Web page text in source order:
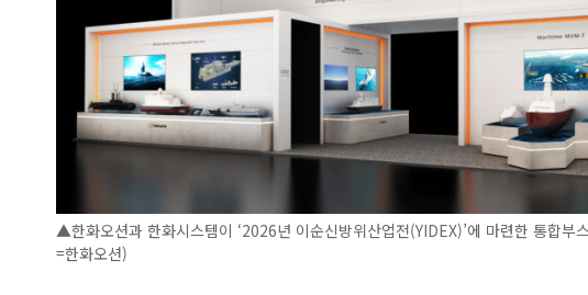
▲한화오션과 한화시스템이 ‘2026년 이순신방위산업전(YIDEX)’에 마련한 통합부
=한화오션)